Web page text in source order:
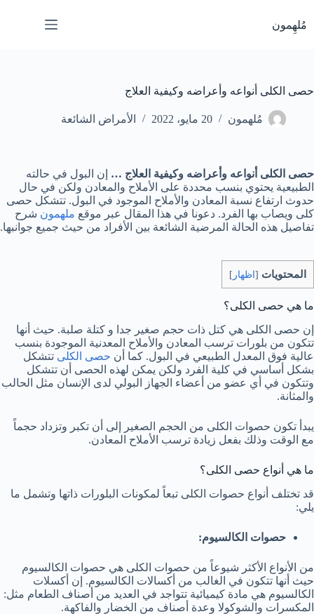
إلى
المحتوى
مُلهِمون
حصى الكلى أنواعه وأعراضه وكيفية العلاج
مُلهمون 20 مايو، 2022 الأمراض الشائعة
حصى الكلى أنواعه وأعراضه وكيفية العلاج … إن البول في حالته
الطبيعية يحتوي بنسب محددة على الأملاح والمعادن ولكن في حال
حدوث ارتفاع نسبة المعادن والأملاح الموجود في البول. تتشكل حصى
كلى ويصاب بها الفرد. دعونا في هذا المقال عبر موقع ملهمون شرح
تفاصيل هذه الحالة المرضية الشائعة بين الأفراد من حيث جميع جوانبها.
المحتويات [ اظهار ]
ما هي حصى الكلى؟
إن حصى الكلى هي كتل ذات حجم صغير جدا و كتلة صلبة. حيث أنها
تتكون من بلورات ترسب المعادن والأملاح المعدنية الموجودة بنسب
عالية فوق المعدل الطبيعي في البول. كما أن حصى الكلى تتشكل
بشكل أساسي في كلية الفرد ولكن يمكن لهذه الحصى أن تتشكل
وتتكون في أي عضو من أعضاء الجهاز البولي لدى الإنسان مثل الحالب
والمثانة.
يبدأ تكون حصوات الكلى من الحجم الصغير إلى أن تكبر وتزداد حجماً
مع الوقت وذلك بفعل زيادة ترسب الأملاح المعادن.
ما هي أنواع حصى الكلى؟
قد تختلف أنواع حصوات الكلى تبعاً لمكونات البلورات ذاتها وتشمل ما
يلي:
حصوات الكالسيوم:
من الأنواع الأكثر شيوعاً من حصوات الكلى هي حصوات الكالسيوم
حيث أنها تتكون في الغالب من أكسالات الكالسيوم. إن أكسلات
الكالسيوم هي مادة كيميائية تتواجد في العديد من أصناف الطعام مثل:
المكسرات والشوكولا وعدة أصناف من الخضار والفاكهة.